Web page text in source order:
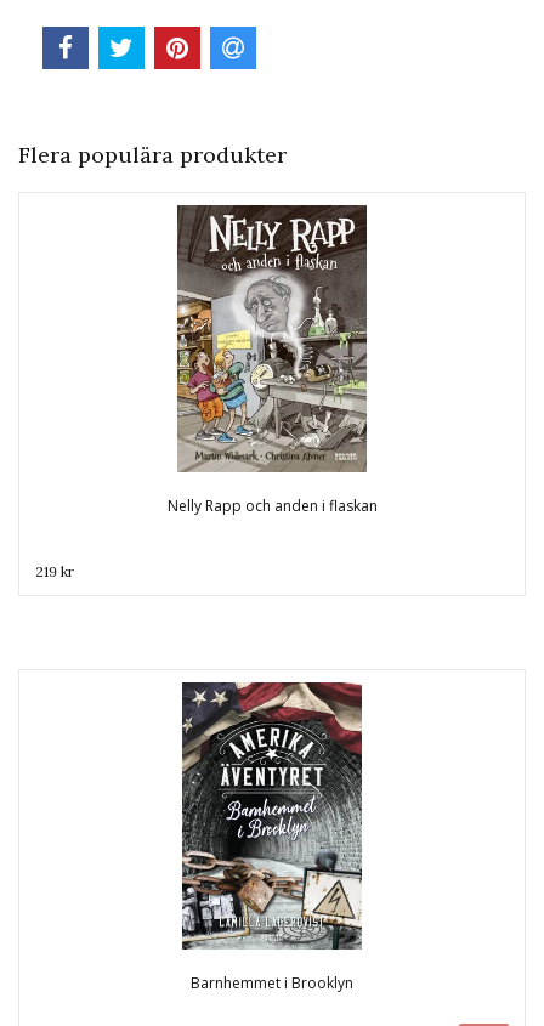
Flera populära produkter
Nelly Rapp och anden i flaskan
219 kr
Barnhemmet i Brooklyn